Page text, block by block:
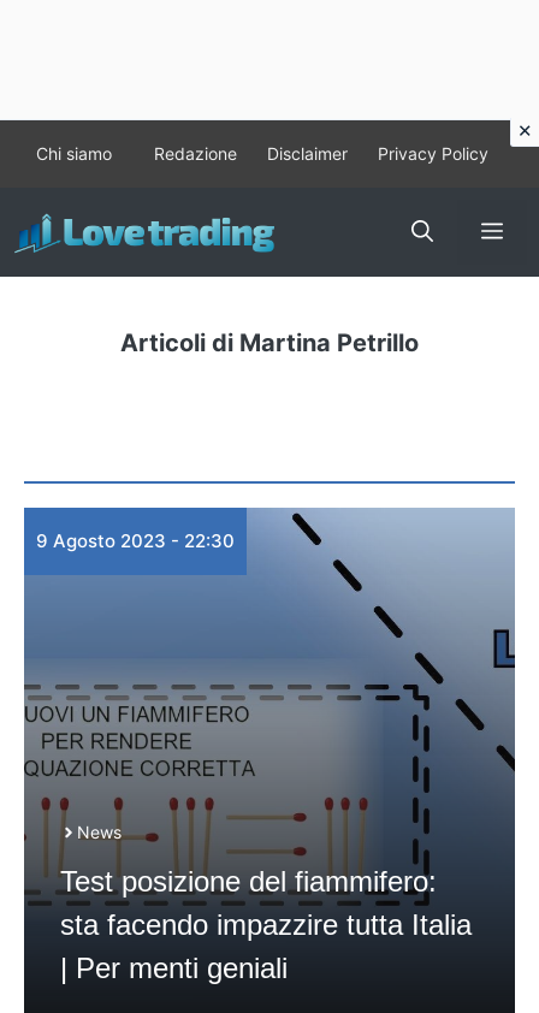
contenuto
Chi siamo Redazione Disclaimer Privacy Policy
Articoli di Martina Petrillo
9 Agosto 2023 - 22:30
News
Test posizione del fiammifero:
sta facendo impazzire tutta Italia
| Per menti geniali